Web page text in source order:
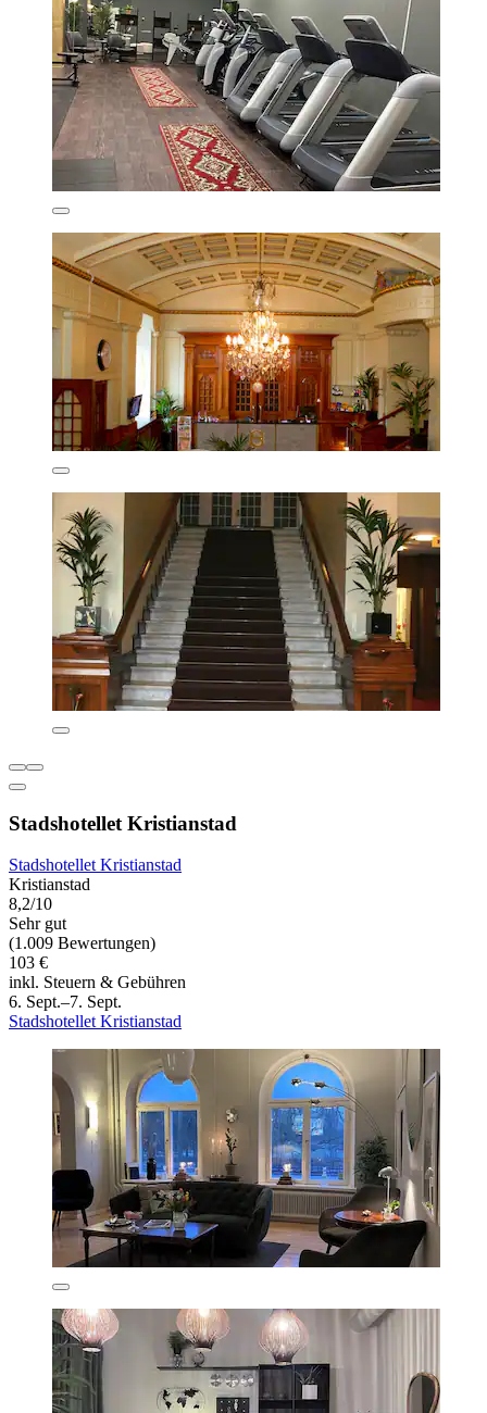
Stadshotellet Kristianstad
Stadshotellet Kristianstad
Kristianstad
8,2/10
Sehr gut
(1.009 Bewertungen)
103 €
inkl. Steuern & Gebühren
6. Sept.–7. Sept.
Stadshotellet Kristianstad